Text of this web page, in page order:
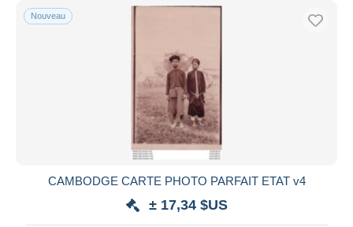
Nouveau
CAMBODGE CARTE PHOTO PARFAIT ETAT v4
± 17,34 $US